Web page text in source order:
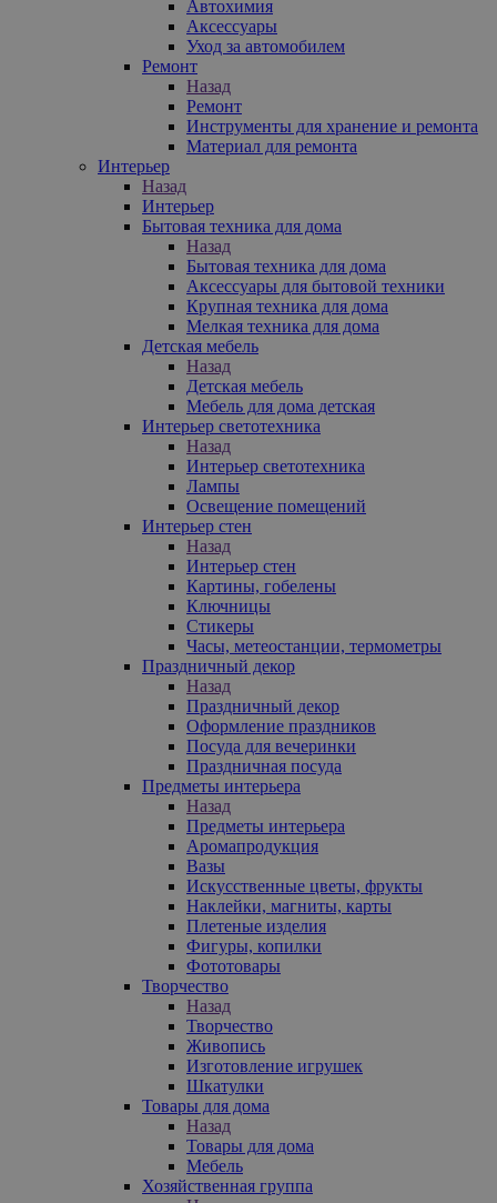
Автохимия
Аксессуары
Уход за автомобилем
Ремонт
Назад
Ремонт
Инструменты для хранение и ремонта
Материал для ремонта
Интерьер
Назад
Интерьер
Бытовая техника для дома
Назад
Бытовая техника для дома
Аксессуары для бытовой техники
Крупная техника для дома
Мелкая техника для дома
Детская мебель
Назад
Детская мебель
Мебель для дома детская
Интерьер светотехника
Назад
Интерьер светотехника
Лампы
Освещение помещений
Интерьер стен
Назад
Интерьер стен
Картины, гобелены
Ключницы
Стикеры
Часы, метеостанции, термометры
Праздничный декор
Назад
Праздничный декор
Оформление праздников
Посуда для вечеринки
Праздничная посуда
Предметы интерьера
Назад
Предметы интерьера
Аромапродукция
Вазы
Искусственные цветы, фрукты
Наклейки, магниты, карты
Плетеные изделия
Фигуры, копилки
Фототовары
Творчество
Назад
Творчество
Живопись
Изготовление игрушек
Шкатулки
Товары для дома
Назад
Товары для дома
Мебель
Хозяйственная группа